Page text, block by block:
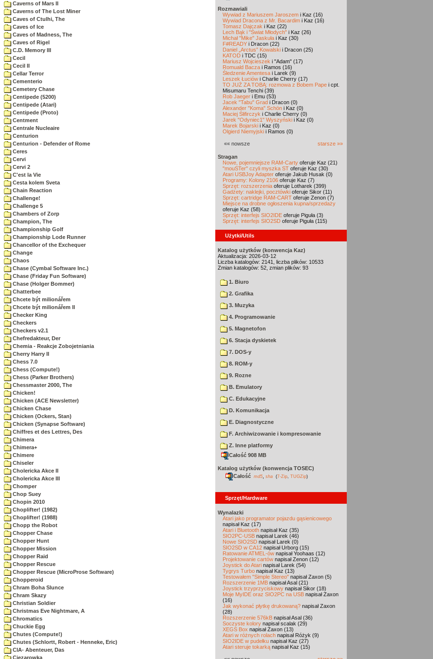
Caverns of Mars II
Caverns of The Lost Miner
Caves of Ctulhi, The
Caves of Ice
Caves of Madness, The
Caves of Rigel
C.D. Memory III
Cecil
Cecil II
Cellar Terror
Cementerio
Cemetery Chase
Centipede (5200)
Centipede (Atari)
Centipede (Proto)
Centment
Centrale Nucleaire
Centurion
Centurion - Defender of Rome
Ceres
Cervi
Cervi 2
C'est la Vie
Cesta kolem Sveta
Chain Reaction
Challenge!
Challenge 5
Chambers of Zorp
Champion, The
Championship Golf
Championship Lode Runner
Chancellor of the Exchequer
Change
Chaos
Chase (Cymbal Software Inc.)
Chase (Friday Fun Software)
Chase (Holger Bommer)
Chatterbee
Chcete být milionářem
Chcete být milionářem II
Checker King
Checkers
Checkers v2.1
Chefredakteur, Der
Chemia - Reakcje Zobojetniania
Cherry Harry II
Chess 7.0
Chess (Compute!)
Chess (Parker Brothers)
Chessmaster 2000, The
Chicken!
Chicken (ACE Newsletter)
Chicken Chase
Chicken (Ockers, Stan)
Chicken (Synapse Software)
Chiffres et des Lettres, Des
Chimera
Chimera+
Chimere
Chiseler
Cholericka Akce II
Cholericka Akce III
Chomper
Chop Suey
Chopin 2010
Choplifter! (1982)
Choplifter! (1988)
Chopp the Robot
Chopper Chase
Chopper Hunt
Chopper Mission
Chopper Raid
Chopper Rescue
Chopper Rescue (MicroProse Software)
Chopperoid
Chram Boha Slunce
Chram Skazy
Christian Soldier
Christmas Eve Nightmare, A
Chromatics
Chuckie Egg
Chutes (Compute!)
Chutes (Schlortt, Robert - Henneke, Eric)
CIA- Abenteuer, Das
Ciezarowka
Rozmawiali
Wywiad z Mariuszem Jaroszem i Kaz (16)
Wywiad Dracona z Mr. Bacardim i Kaz (16)
Tomasz Dajczak i Kaz (22)
Lech Bąk i "Świat Młodych" i Kaz (26)
Michał "Mike" Jaskuła i Kaz (30)
F#READY i Dracon (22)
Daniel „Arctus” Kowalski i Dracon (25)
KATOD i TDC (15)
Mariusz Wojcieszek i "Adam" (17)
Romuald Bacza i Ramos (16)
Śledzenie Amentesa i Larek (9)
Leszek Łuciów i Charlie Cherry (17)
TO JUŻ ZA TOBĄ: rozmowa z Bobem Pape i cpt.
Misumaru Tenchi (39)
Rob Jaeger i Emu (53)
Jacek "Tabu" Grad i Dracon (0)
Alexander "Koma" Schön i Kaz (0)
Maciej Ślifirczyk i Charlie Cherry (0)
Jarek "Odyniec1" Wyszyński i Kaz (0)
Marek Bojarski i Kaz (0)
Olgierd Niemyjski i Ramos (0)
«« nowsze starsze »»
Stragan
Nowe, pojemniejsze RAM-Carty oferuje Kaz (21)
"mouSTer" czyli myszka ST oferuje Kaz (30)
Atari USBJoy Adapter oferuje Jakub Husak (0)
Programy: Kolony 2106 oferuje Kaz (7)
Sprzęt: rozszerzenia oferuje Lotharek (399)
Gadżety: naklejki, pocztówki oferuje Sikor (11)
Sprzęt: cartridge RAM-CART oferuje Zenon (7)
Miejsce na drobne ogłoszenia kupna/sprzedaży
oferuje Kaz (58)
Sprzęt: interfejs SIO2IDE oferuje Piguła (3)
Sprzęt: interfejs SIO2SD oferuje Piguła (115)
Użytki/Utils
Katalog użytków (konwencja Kaz)
Aktualizacja: 2026-03-12
Liczba katalogów: 2141, liczba plików: 10533
Zmian katalogów: 52, zmian plików: 93
1. Biuro
2. Grafika
3. Muzyka
4. Programowanie
5. Magnetofon
6. Stacja dyskietek
7. DOS-y
8. ROM-y
9. Rozne
B. Emulatory
C. Edukacyjne
D. Komunikacja
E. Diagnostyczne
F. Archiwizowanie i kompresowanie
Z. Inne platformy
Całość 908 MB
Katalog użytków (konwencja TOSEC)
Całość md5 sha (7-Zip TUGZip)
Sprzęt/Hardware
Wynalazki
Atari jako programator pojazdu gąsienicowego
napisał Kaz (17)
Atari i Bluetooth napisał Kaz (35)
SIO2PC-USB napisał Larek (46)
Nowe SIO2SD napisał Larek (0)
SIO2SD w CA12 napisał Urborg (15)
Ratowanie ATMEL-ów napisał Yoohaas (12)
Projektowanie cartów napisał Zenon (12)
Joystick do Atari napisał Larek (54)
Tygrys Turbo napisał Kaz (13)
Testowałem "Simple Stereo" napisał Zaxon (5)
Rozszerzenie 1MB napisał Asal (21)
Joystick trzyprzyciskowy napisał Sikor (18)
Moje MyIDE oraz SIO2PC na USB napisał Zaxon
(16)
Jak wykonać płytkę drukowaną? napisał Zaxon
(28)
Rozszerzenie 576kB napisał Asal (36)
Soczyste kolory napisał scalak (29)
XEGS Box napisał Zaxon (13)
Atari w różnych rolach napisał Różyk (9)
SIO2IDE w pudełku napisał Kaz (27)
Atari steruje tokarką napisał Kaz (15)